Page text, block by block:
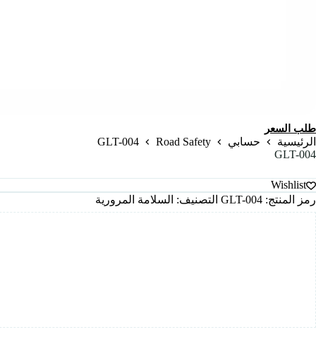
طلب السعر
الرئيسية حسابي Road Safety
GLT-004
GLT-004
Wishlist
رمز المنتج: GLT-004 التصنيف: السلامة المرورية